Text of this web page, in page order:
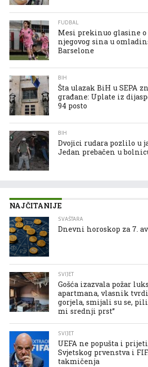
FUDBAL
Mesi prekinuo glasine
njegovog sina u
Barselone
BIH
Šta ulazak BiH u SEPA
građane: Uplate iz
94 posto
BIH
Dvojici rudara pozlilo u
Jedan prebačen u
NAJČITANIJE
SVAŠTARA
Dnevni horoskop za 7.
SVIJET
Gošća izazvala požar
apartmana, vlasnik
gorjela, smijali su se,
mi srednji prst”
SVIJET
UEFA ne popušta i
Svjetskog prvenstva i
takmičenja